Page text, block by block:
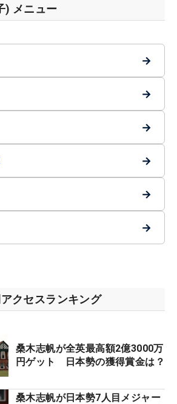
) メニュー
→
→
→
→
→
→
クセスランキング
桑木志帆が全英最高額2億3000万
円ゲット 日本勢の獲得賞金は？
桑木志帆が日本勢7人目メジャー